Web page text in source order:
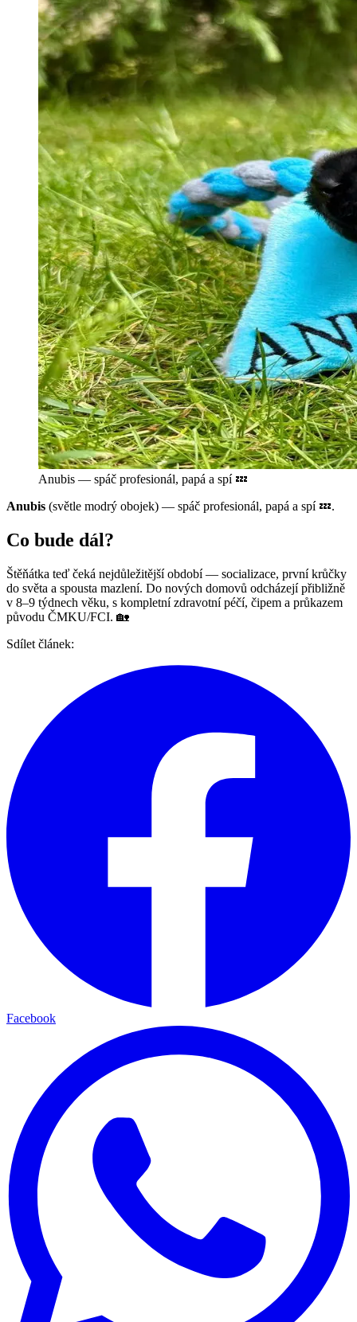
Anubis — spáč profesionál, papá a spí 💤
Anubis (světle modrý obojek) — spáč profesionál, papá a spí 💤.
Co bude dál?
Štěňátka teď čeká nejdůležitější období — socializace, první krůčky
do světa a spousta mazlení. Do nových domovů odcházejí přibližně
v 8–9 týdnech věku, s kompletní zdravotní péčí, čipem a průkazem
původu ČMKU/FCI. 🏡
Sdílet článek:
Facebook